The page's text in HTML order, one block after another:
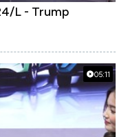
L - Trump
05:11